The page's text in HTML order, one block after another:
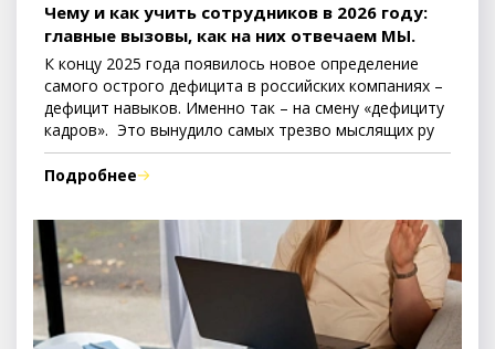
Чему и как учить сотрудников в 2026 году:
главные вызовы, как на них отвечаем МЫ.
К концу 2025 года появилось новое определение
самого острого дефицита в российских компаниях –
дефицит навыков. Именно так – на смену «дефициту
кадров». Это вынудило самых трезво мыслящих ру
Подробнее